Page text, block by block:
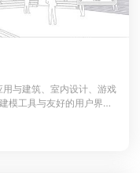
与建筑、室内设计、游戏
模工具与友好的用户界面
为了提升模型展示效果的